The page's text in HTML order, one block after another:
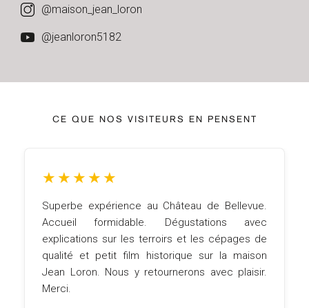
@maison_jean_loron
@jeanloron5182
CE QUE NOS VISITEURS EN PENSENT
de Bellevue.
avec
les cépages de
sur la maison
avec plaisir.
Un cadre extraordinaire, des
gentillesse incroyable, une
repas succulents. Nous
moment incroyable, nous
fermés.